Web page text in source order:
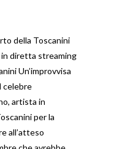
della Toscanini
diretta streaming
Un’improvvisa
celebre
artista in
per la
all’atteso